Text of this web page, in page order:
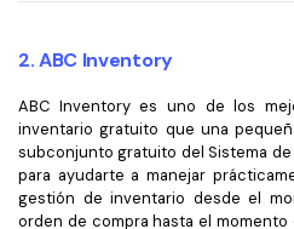
2. ABC Inventory
ABC Inventory es uno de los
inventario gratuito que una
subconjunto gratuito del Sistema
para ayudarte a manejar
gestión de inventario desde el
orden de compra hasta el